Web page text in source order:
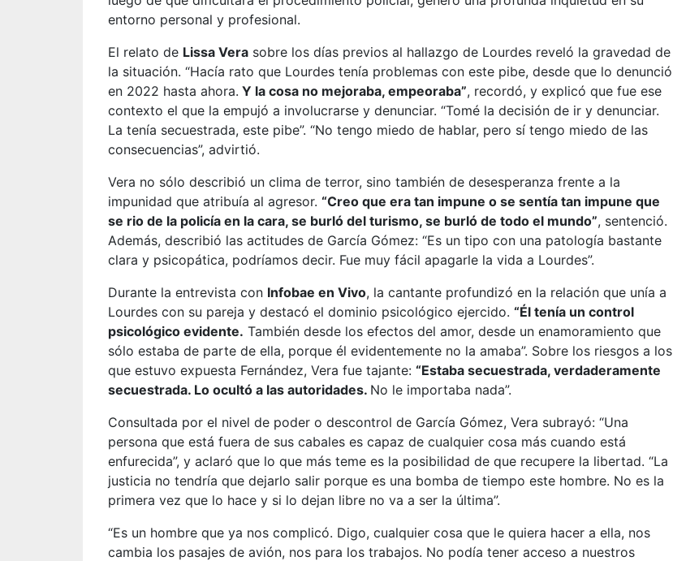
entorno personal y profesional.
El relato de Lissa Vera sobre los días previos al hallazgo de Lourdes reveló la gravedad de
la situación. “Hacía rato que Lourdes tenía problemas con este pibe, desde que lo denunció
en 2022 hasta ahora. Y la cosa no mejoraba, empeoraba”, recordó, y explicó que fue ese
contexto el que la empujó a involucrarse y denunciar. “Tomé la decisión de ir y denunciar.
La tenía secuestrada, este pibe”. “No tengo miedo de hablar, pero sí tengo miedo de las
consecuencias”, advirtió.
Vera no sólo describió un clima de terror, sino también de desesperanza frente a la
impunidad que atribuía al agresor. “Creo que era tan impune o se sentía tan impune que
se rio de la policía en la cara, se burló del turismo, se burló de todo el mundo”, sentenció.
Además, describió las actitudes de García Gómez: “Es un tipo con una patología bastante
clara y psicopática, podríamos decir. Fue muy fácil apagarle la vida a Lourdes”.
Durante la entrevista con Infobae en Vivo, la cantante profundizó en la relación que unía a
Lourdes con su pareja y destacó el dominio psicológico ejercido. “Él tenía un control
psicológico evidente. También desde los efectos del amor, desde un enamoramiento que
sólo estaba de parte de ella, porque él evidentemente no la amaba”. Sobre los riesgos a los
que estuvo expuesta Fernández, Vera fue tajante: “Estaba secuestrada, verdaderamente
secuestrada. Lo ocultó a las autoridades. No le importaba nada”.
Consultada por el nivel de poder o descontrol de García Gómez, Vera subrayó: “Una
persona que está fuera de sus cabales es capaz de cualquier cosa más cuando está
enfurecida”, y aclaró que lo que más teme es la posibilidad de que recupere la libertad. “La
justicia no tendría que dejarlo salir porque es una bomba de tiempo este hombre. No es la
primera vez que lo hace y si lo dejan libre no va a ser la última”.
“Es un hombre que ya nos complicó. Digo, cualquier cosa que le quiera hacer a ella, nos
cambia los pasajes de avión, nos para los trabajos. No podía tener acceso a nuestros